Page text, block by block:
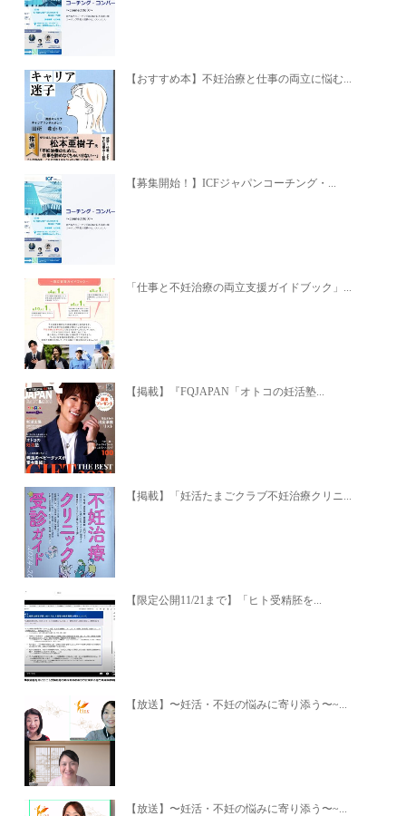
【おすすめ本】不妊治療と仕事の両立に悩む...
【募集開始！】ICFジャパンコーチング・...
「仕事と不妊治療の両立支援ガイドブック」...
【掲載】『FQJAPAN「オトコの妊活塾...
【掲載】「妊活たまごクラブ不妊治療クリニ...
【限定公開11/21まで】「ヒト受精胚を...
【放送】〜妊活・不妊の悩みに寄り添う〜~...
【放送】〜妊活・不妊の悩みに寄り添う〜~...